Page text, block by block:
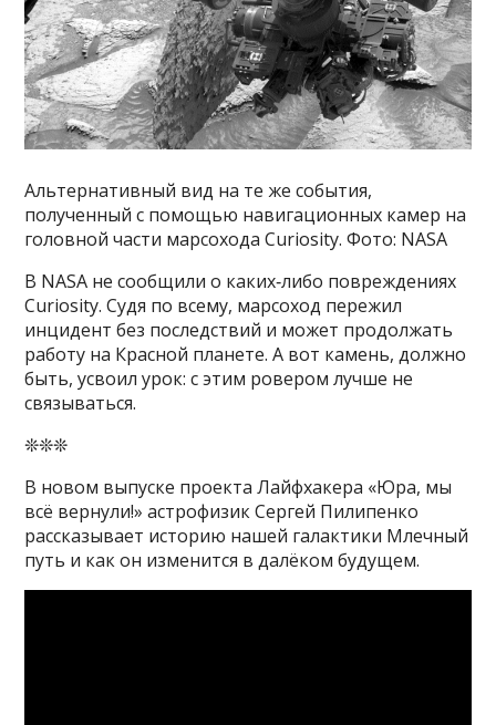
Альтернативный вид на те же события,
полученный с помощью навигационных камер на
головной части марсохода Curiosity. Фото: NASA
В NASA не сообщили о каких‑либо повреждениях
Curiosity. Судя по всему, марсоход пережил
инцидент без последствий и может продолжать
работу на Красной планете. А вот камень, должно
быть, усвоил урок: с этим ровером лучше не
связываться.
❊❊❊
В новом выпуске проекта Лайфхакера «Юра, мы
всё вернули!» астрофизик Сергей Пилипенко
рассказывает историю нашей галактики Млечный
путь и как он изменится в далёком будущем.